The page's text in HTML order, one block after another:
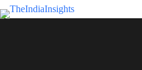
Skip
to